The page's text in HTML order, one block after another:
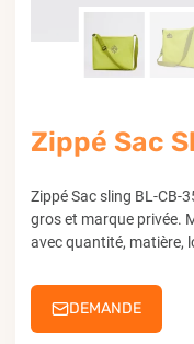
Zippé Sac
Zippé Sac sling BL-CB-
gros et marque privée.
avec quantité, matière,
DEMANDE